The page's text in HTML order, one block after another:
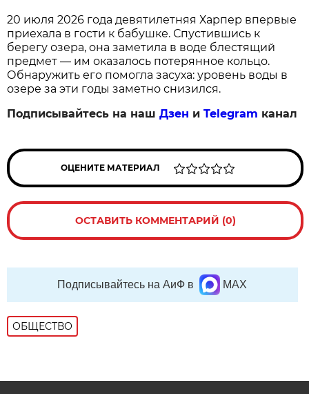
20 июля 2026 года девятилетняя Харпер впервые
приехала в гости к бабушке. Спустившись к
берегу озера, она заметила в воде блестящий
предмет — им оказалось потерянное кольцо.
Обнаружить его помогла засуха: уровень воды в
озере за эти годы заметно снизился.
Подписывайтесь на нашДзен иTelegram канал
ОЦЕНИТЕ МАТЕРИАЛ
ОСТАВИТЬ КОММЕНТАРИЙ (0)
Подписывайтесь на АиФ в MAX
ОБЩЕСТВО